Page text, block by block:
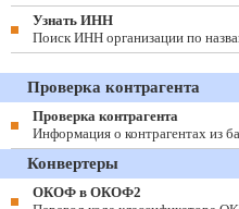
Узнать ИНН
Поиск ИНН организации по
Проверка контрагента
Проверка контрагента
Информация о контрагентах из
Конвертеры
ОКОФ в ОКОФ2